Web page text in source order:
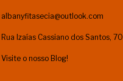
albanyfitasecia@outlook.com
Rua Izaías Cassiano dos Santos, 70
Visite o nosso Blog!